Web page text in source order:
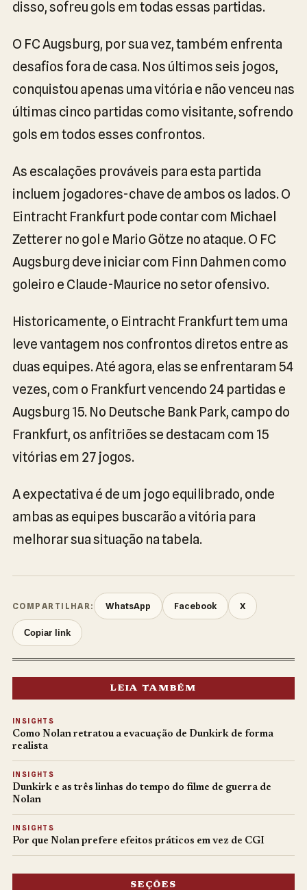
disso, sofreu gols em todas essas partidas.
O FC Augsburg, por sua vez, também enfrenta
desafios fora de casa. Nos últimos seis jogos,
conquistou apenas uma vitória e não venceu nas
últimas cinco partidas como visitante, sofrendo
gols em todos esses confrontos.
As escalações prováveis para esta partida
incluem jogadores-chave de ambos os lados. O
Eintracht Frankfurt pode contar com Michael
Zetterer no gol e Mario Götze no ataque. O FC
Augsburg deve iniciar com Finn Dahmen como
goleiro e Claude-Maurice no setor ofensivo.
Historicamente, o Eintracht Frankfurt tem uma
leve vantagem nos confrontos diretos entre as
duas equipes. Até agora, elas se enfrentaram 54
vezes, com o Frankfurt vencendo 24 partidas e
Augsburg 15. No Deutsche Bank Park, campo do
Frankfurt, os anfitriões se destacam com 15
vitórias em 27 jogos.
A expectativa é de um jogo equilibrado, onde
ambas as equipes buscarão a vitória para
melhorar sua situação na tabela.
COMPARTILHAR: WhatsApp Facebook X
Copiar link
LEIA TAMBÉM
INSIGHTS
Como Nolan retratou a evacuação de Dunkirk de forma
realista
INSIGHTS
Dunkirk e as três linhas do tempo do filme de guerra de
Nolan
INSIGHTS
Por que Nolan prefere efeitos práticos em vez de CGI
SEÇÕES